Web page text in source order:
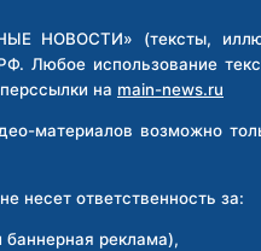
НОВОСТИ» (тексты,
Любое использование
на main-news.ru
материалов возможно
ответственность за:
реклама),